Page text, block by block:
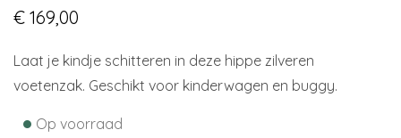
€ 169,00
Laat je kindje schitteren in deze hippe zilveren
voetenzak. Geschikt voor kinderwagen en buggy.
• Op voorraad